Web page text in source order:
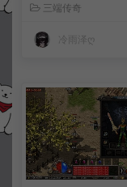
三端传奇
冷雨泽ღ